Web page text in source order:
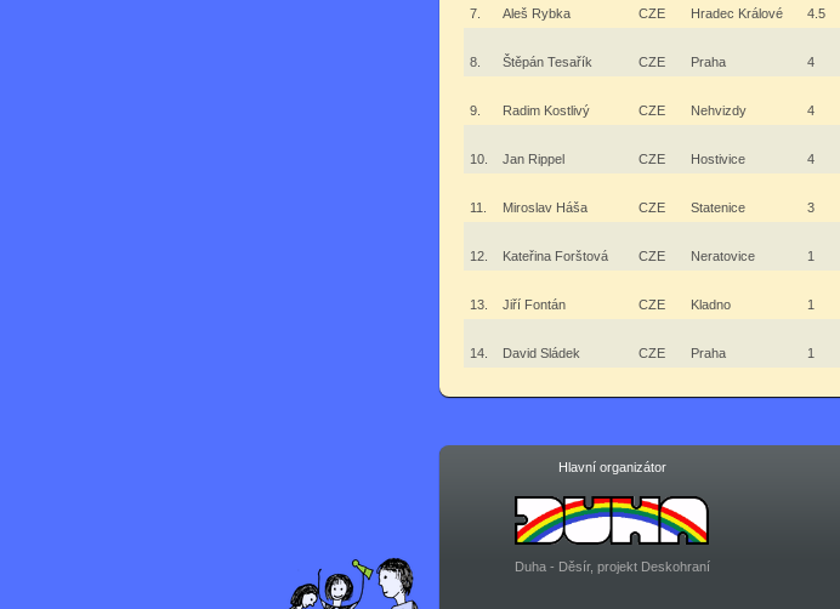
7. Aleš Rybka CZE Hradec Králové 4.5
8. Štěpán Tesařík CZE Praha 4
9. Radim Kostlivý CZE Nehvizdy 4
10. Jan Rippel CZE Hostivice 4
11. Miroslav Háša CZE Statenice 3
12. Kateřina Forštová CZE Neratovice 1
13. Jiří Fontán CZE Kladno 1
14. David Sládek CZE Praha 1
Hlavní organizátor
Duha - Děsír, projekt Deskohraní